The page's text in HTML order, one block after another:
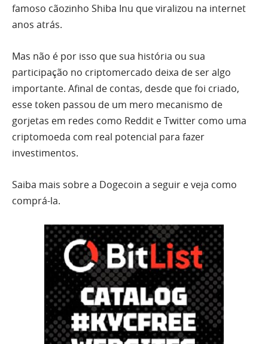
famoso cãozinho Shiba Inu que viralizou na internet
anos atrás.
Mas não é por isso que sua história ou sua
participação no criptomercado deixa de ser algo
importante. Afinal de contas, desde que foi criado,
esse token passou de um mero mecanismo de
gorjetas em redes como Reddit e Twitter como uma
criptomoeda com real potencial para fazer
investimentos.
Saiba mais sobre a Dogecoin a seguir e veja como
comprá-la.